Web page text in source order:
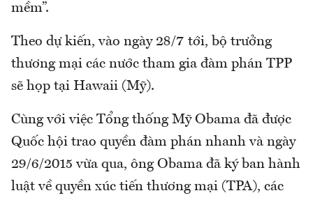
mềm”.
Theo dự kiến, vào ngày 28/7 tới, bộ trưởng
thương mại các nước tham gia đàm phán TPP
sẽ họp tại Hawaii (Mỹ).
Cùng với việc Tổng thống Mỹ Obama đã được
Quốc hội trao quyền đàm phán nhanh và ngày
29/6/2015 vừa qua, ông Obama đã ký ban hành
luật về quyền xúc tiến thương mại (TPA), các